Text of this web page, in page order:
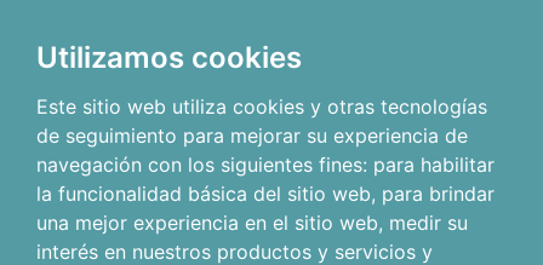
Utilizamos cookies
Este sitio web utiliza cookies y otras tecnologías
de seguimiento para mejorar su experiencia de
navegación con los siguientes fines: para habilitar
la funcionalidad básica del sitio web, para brindar
una mejor experiencia en el sitio web, medir su
interés en nuestros productos y servicios y